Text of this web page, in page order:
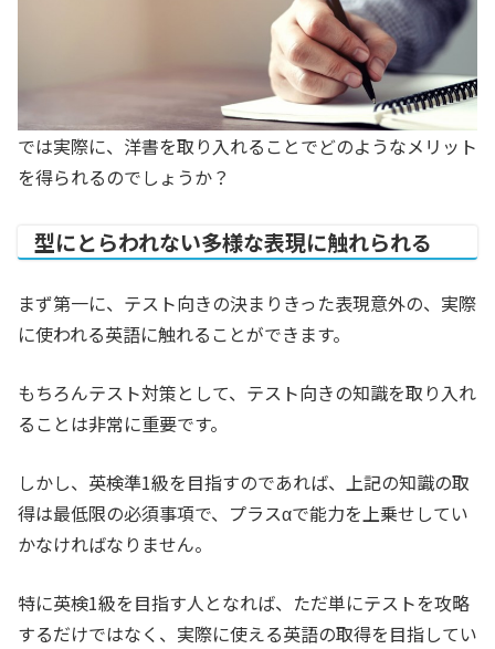
では実際に、洋書を取り入れることでどのようなメリット
を得られるのでしょうか？
型にとらわれない多様な表現に触れられる
まず第一に、テスト向きの決まりきった表現意外の、実際
に使われる英語に触れることができます。
もちろんテスト対策として、テスト向きの知識を取り入れ
ることは非常に重要です。
しかし、英検準1級を目指すのであれば、上記の知識の取
得は最低限の必須事項で、プラスαで能力を上乗せしてい
かなければなりません。
特に英検1級を目指す人となれば、ただ単にテストを攻略
するだけではなく、実際に使える英語の取得を目指してい